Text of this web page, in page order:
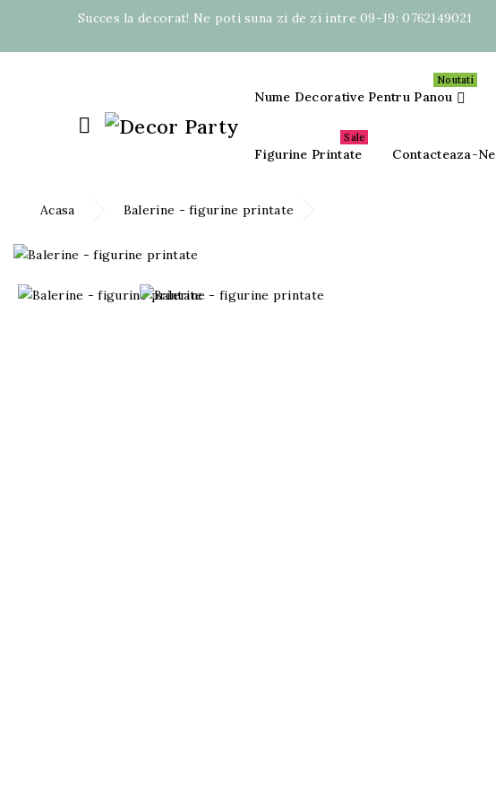
Succes la decorat! Ne poti suna zi de zi intre 09-19:0762149021

Nume Decorative Pentru Panou 
Noutati
Figurine Printate
Sale
Contacteaza-Ne
Acasa
Balerine - figurine printate